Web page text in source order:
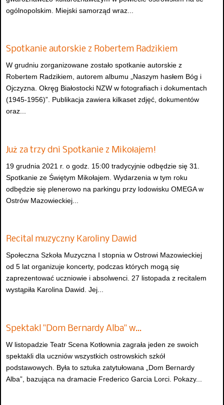
ogólnopolskim. Miejski samorząd wraz...
Spotkanie autorskie z Robertem Radzikiem
W grudniu zorganizowane zostało spotkanie autorskie z
Robertem Radzikiem, autorem albumu „Naszym hasłem Bóg i
Ojczyzna. Okręg Białostocki NZW w fotografiach i dokumentach
(1945-1956)”. Publikacja zawiera kilkaset zdjęć, dokumentów
oraz...
Już za trzy dni Spotkanie z Mikołajem!
19 grudnia 2021 r. o godz. 15:00 tradycyjnie odbędzie się 31.
Spotkanie ze Świętym Mikołajem. Wydarzenia w tym roku
odbędzie się plenerowo na parkingu przy lodowisku OMEGA w
Ostrów Mazowieckiej...
Recital muzyczny Karoliny Dawid
Społeczna Szkoła Muzyczna I stopnia w Ostrowi Mazowieckiej
od 5 lat organizuje koncerty, podczas których mogą się
zaprezentować uczniowie i absolwenci. 27 listopada z recitalem
wystąpiła Karolina Dawid. Jej...
Spektakl "Dom Bernardy Alba" w…
W listopadzie Teatr Scena Kotłownia zagrała jeden ze swoich
spektakli dla uczniów wszystkich ostrowskich szkół
podstawowych. Była to sztuka zatytułowana „Dom Bernardy
Alba”, bazująca na dramacie Frederico Garcia Lorci. Pokazy...